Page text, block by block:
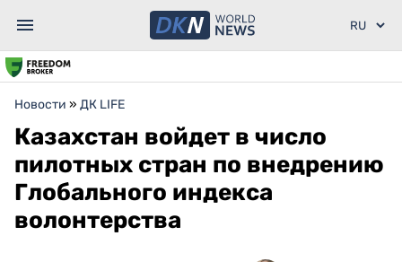
Новости » ДК LIFE
Казахстан войдет в число
пилотных стран по внедрению
Глобального индекса
волонтерства